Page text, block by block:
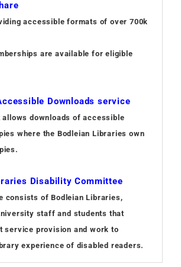
accessible formats of over 700k
are available for eligible
Downloads service
downloads of accessible
where the Bodleian Libraries own
Disability Committee
consists of Bodleian Libraries,
staff and students that
service provision and work to
experience of disabled readers.